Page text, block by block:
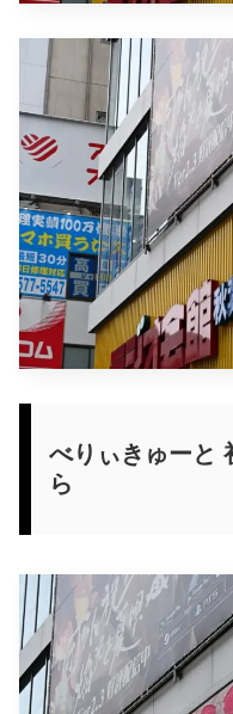
べりぃきゅーと
ら